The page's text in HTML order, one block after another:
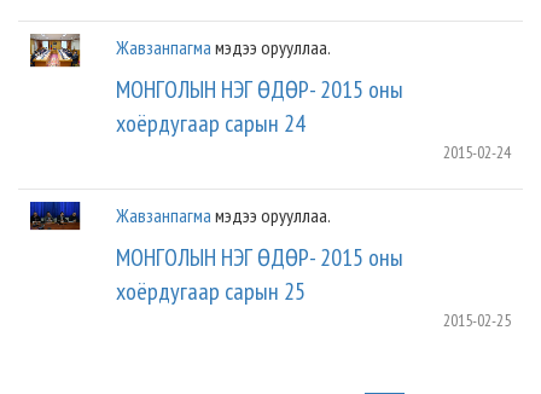
Жавзанпагма мэдээ орууллаа.
МОНГОЛЫН НЭГ ӨДӨР- 2015 оны
хоёрдугаар сарын 24
2015-02-24
Жавзанпагма мэдээ орууллаа.
МОНГОЛЫН НЭГ ӨДӨР- 2015 оны
хоёрдугаар сарын 25
2015-02-25